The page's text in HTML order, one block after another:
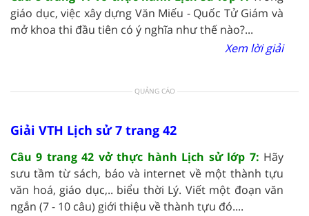
giáo dục, việc xây dựng Văn Miếu - Quốc Tử Giám và
mở khoa thi đầu tiên có ý nghĩa như thế nào?...
Xem lời giải
QUẢNG CÁO
Giải VTH Lịch sử 7 trang 42
Câu 9 trang 42 vở thực hành Lịch sử lớp 7: Hãy
sưu tầm từ sách, báo và internet về một thành tựu
văn hoá, giáo dục,.. biểu thời Lý. Viết một đoạn văn
ngắn (7 - 10 câu) giới thiệu về thành tựu đó....